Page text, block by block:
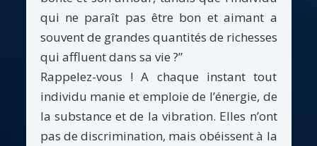
qui ne paraît pas être bon et aimant a
souvent de grandes quantités de richesses
qui affluent dans sa vie ?”
Rappelez-vous ! A chaque instant tout
individu manie et emploie de l’énergie, de
la substance et de la vibration. Elles n’ont
pas de discrimination, mais obéissent à la